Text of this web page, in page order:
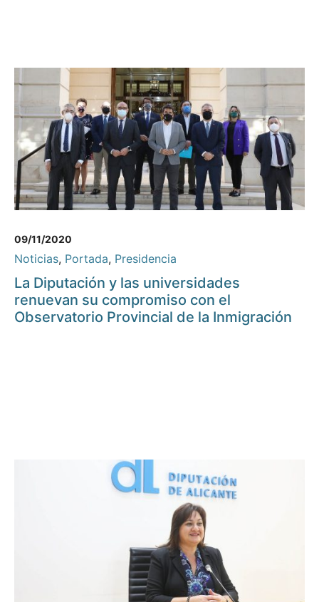
09/11/2020
Noticias, Portada, Presidencia
La Diputación y las universidades
renuevan su compromiso con el
Observatorio Provincial de la Inmigración